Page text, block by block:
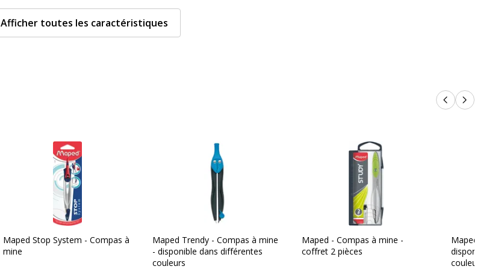
Type de produit
Afficher toutes les caractéristiques
Produits
Maped Stop System - Compas à
mine
Maped Trendy - Compas à mine
- disponible dans différentes
couleurs
Maped - Compas à mine -
coffret 2 pièces
Maped
couleurs